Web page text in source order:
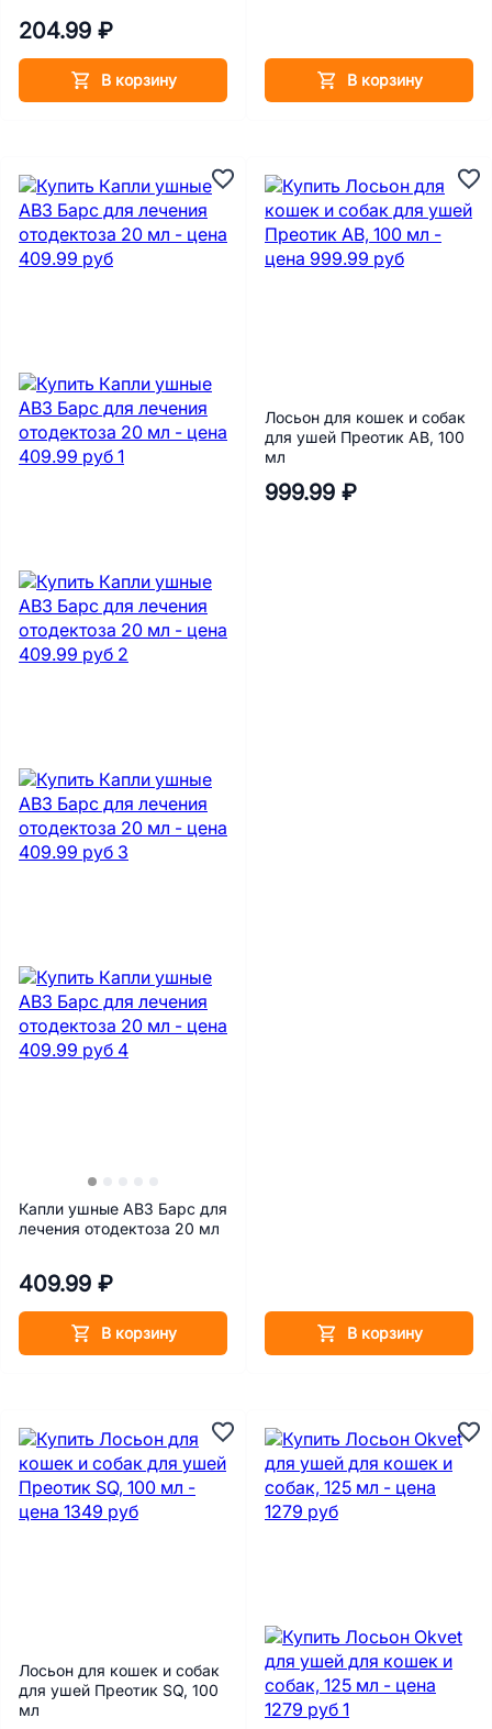
204.99 ₽
В корзину В корзину
Капли ушные АВЗ Барс для
лечения отодектоза 20 мл
409.99 ₽
В корзину
Лосьон для кошек и собак
для ушей Преотик AB, 100
мл
999.99 ₽
В корзину
Лосьон для кошек и собак
для ушей Преотик SQ, 100
мл